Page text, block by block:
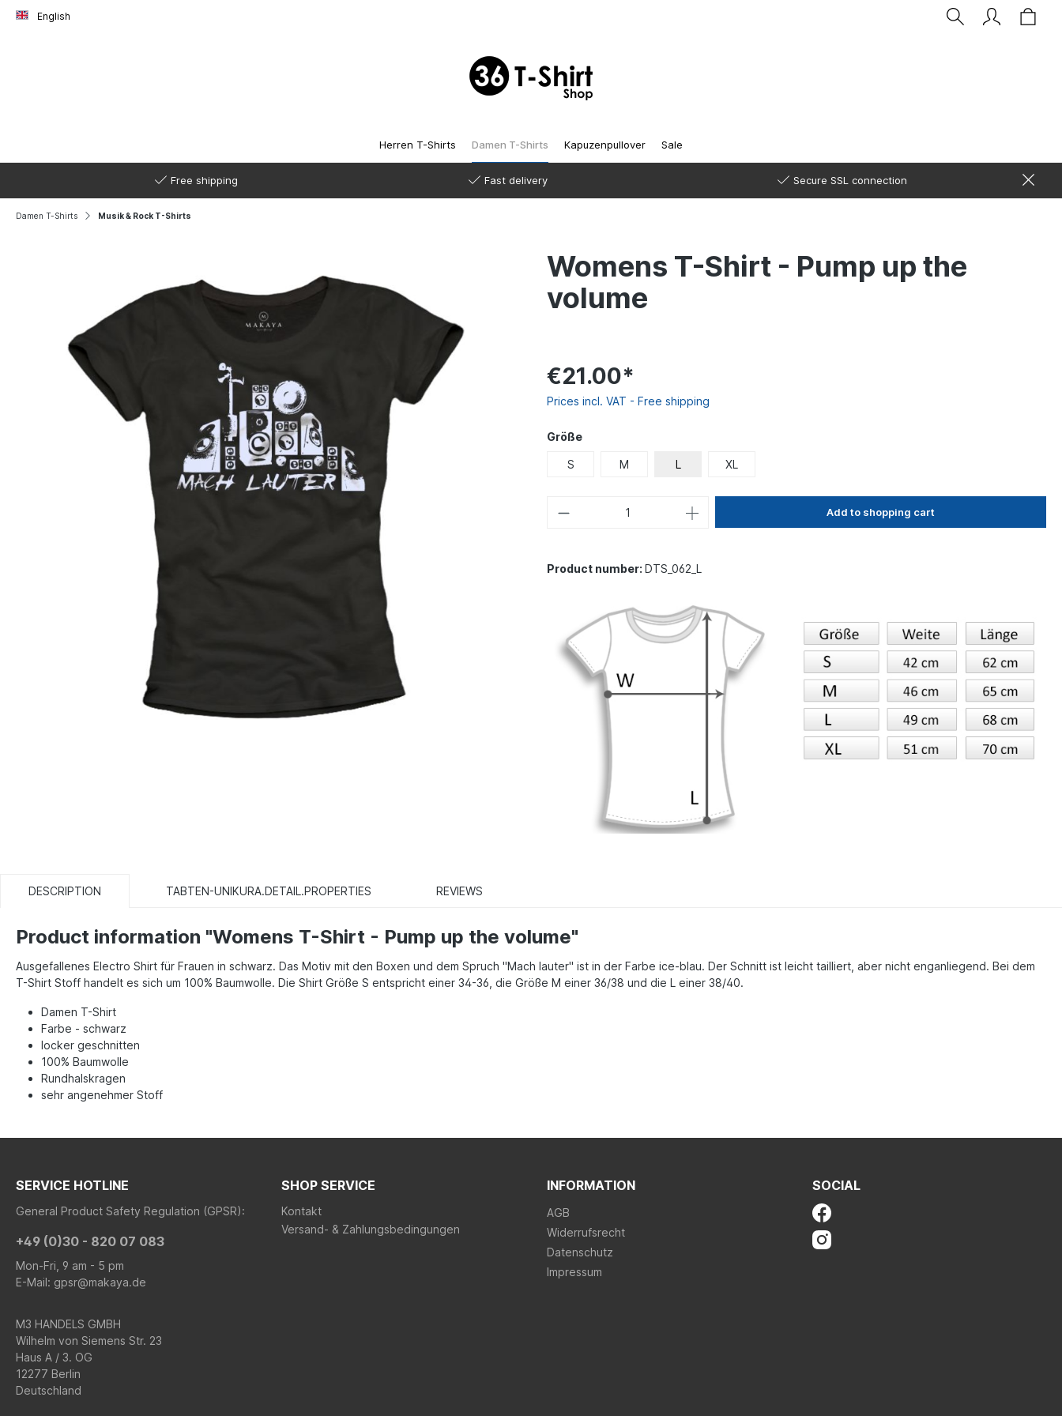
English
Herren T-Shirts Damen T-Shirts Kapuzenpullover Sale
Free shipping Fast delivery Secure SSL connection
Damen T-Shirts Musik & Rock T-Shirts
Womens T-Shirt - Pump up the
volume
€21.00*
Prices incl. VAT - Free shipping
Größe
S M L XL
Add to shopping cart
Product number: DTS_062_L
DESCRIPTION TABTEN-UNIKURA.DETAIL.PROPERTIES REVIEWS
Product information "Womens T-Shirt - Pump up the volume"
Ausgefallenes Electro Shirt für Frauen in schwarz. Das Motiv mit den Boxen und dem Spruch "Mach lauter" ist in der Farbe ice-blau. Der Schnitt ist leicht tailliert, aber nicht enganliegend. Bei dem
T-Shirt Stoff handelt es sich um 100% Baumwolle. Die Shirt Größe S entspricht einer 34-36, die Größe M einer 36/38 und die L einer 38/40.
Damen T-Shirt
Farbe - schwarz
locker geschnitten
100% Baumwolle
Rundhalskragen
sehr angenehmer Stoff
SERVICE HOTLINE
General Product Safety Regulation (GPSR):
+49 (0)30 - 820 07 083
Mon-Fri, 9 am - 5 pm
E-Mail: gpsr@makaya.de
M3 HANDELS GMBH
Wilhelm von Siemens Str. 23
Haus A / 3. OG
12277 Berlin
Deutschland
SHOP SERVICE
Kontakt
Versand- & Zahlungsbedingungen
INFORMATION
AGB
Widerrufsrecht
Datenschutz
Impressum
SOCIAL